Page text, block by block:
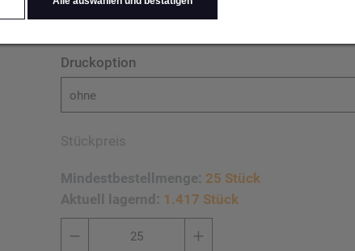
Druckoption
ohne
Stückpreis
Mindestbestellmenge: 25 Stück
Aktuell lagernd: 1.417 Stück